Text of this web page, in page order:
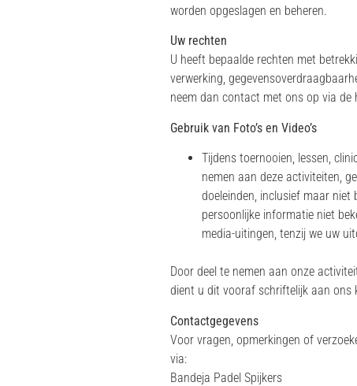
worden opgeslagen en beheren.
Uw rechten
U heeft bepaalde rechten met
verwerking,
neem dan contact met ons op via de
Gebruik van Foto’s en Video’s
Tijdens toernooien, lessen,
nemen aan deze activiteiten,
doeleinden, inclusief maar
persoonlijke informatie niet
media-uitingen, tenzij we uw
Door deel te nemen aan onze
dient u dit vooraf schriftelijk aan ons
Contactgegevens
Voor vragen, opmerkingen of
via:
Bandeja Padel Spijkers